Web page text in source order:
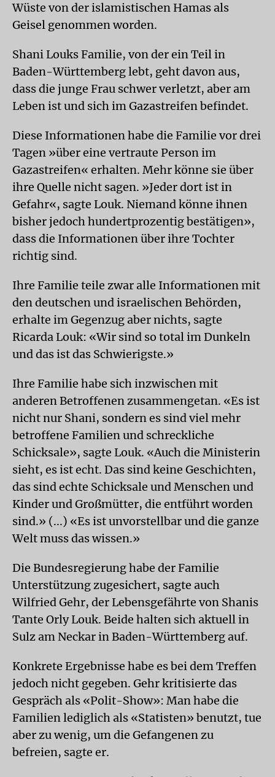
Wüste von der islamistischen Hamas als
Geisel genommen worden.
Shani Louks Familie, von der ein Teil in
Baden-Württemberg lebt, geht davon aus,
dass die junge Frau schwer verletzt, aber am
Leben ist und sich im Gazastreifen befindet.
Diese Informationen habe die Familie vor drei
Tagen »über eine vertraute Person im
Gazastreifen« erhalten. Mehr könne sie über
ihre Quelle nicht sagen. »Jeder dort ist in
Gefahr«, sagte Louk. Niemand könne ihnen
bisher jedoch hundertprozentig bestätigen»,
dass die Informationen über ihre Tochter
richtig sind.
Ihre Familie teile zwar alle Informationen mit
den deutschen und israelischen Behörden,
erhalte im Gegenzug aber nichts, sagte
Ricarda Louk: «Wir sind so total im Dunkeln
und das ist das Schwierigste.»
Ihre Familie habe sich inzwischen mit
anderen Betroffenen zusammengetan. «Es ist
nicht nur Shani, sondern es sind viel mehr
betroffene Familien und schreckliche
Schicksale», sagte Louk. «Auch die Ministerin
sieht, es ist echt. Das sind keine Geschichten,
das sind echte Schicksale und Menschen und
Kinder und Großmütter, die entführt worden
sind.» (...) «Es ist unvorstellbar und die ganze
Welt muss das wissen.»
Die Bundesregierung habe der Familie
Unterstützung zugesichert, sagte auch
Wilfried Gehr, der Lebensgefährte von Shanis
Tante Orly Louk. Beide halten sich aktuell in
Sulz am Neckar in Baden-Württemberg auf.
Konkrete Ergebnisse habe es bei dem Treffen
jedoch nicht gegeben. Gehr kritisierte das
Gespräch als «Polit-Show»: Man habe die
Familien lediglich als «Statisten» benutzt, tue
aber zu wenig, um die Gefangenen zu
befreien, sagte er.